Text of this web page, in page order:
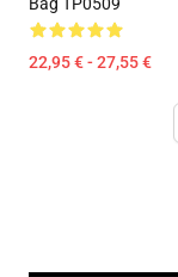
22,95 € - 27,55 €